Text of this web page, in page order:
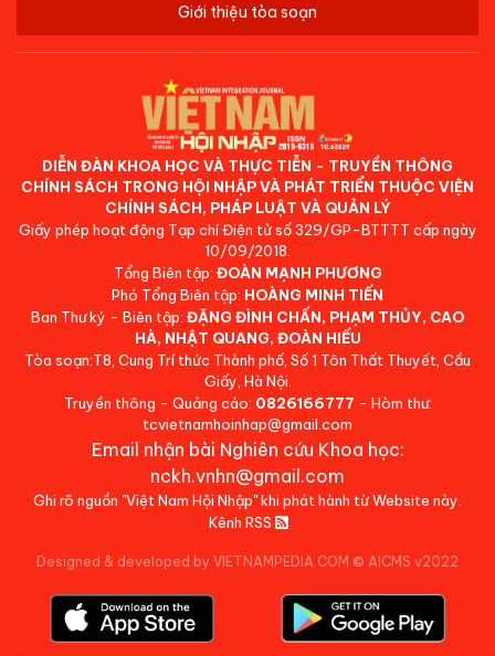
Giới thiệu tòa soạn
DIỄN ĐÀN KHOA HỌC VÀ THỰC TIỄN - TRUYỀN THÔNG
CHÍNH SÁCH TRONG HỘI NHẬP VÀ PHÁT TRIỂN THUỘC VIỆN
CHÍNH SÁCH, PHÁP LUẬT VÀ QUẢN LÝ
Giấy phép hoạt động Tạp chí Điện tử số 329/GP-BTTTT cấp ngày
10/09/2018.
Tổng Biên tập: ĐOÀN MẠNH PHƯƠNG
Phó Tổng Biên tập: HOÀNG MINH TIẾN
Ban Thư ký - Biên tập: ĐẶNG ĐÌNH CHẤN, PHẠM THỦY, CAO
HÀ, NHẬT QUANG, ĐOÀN HIẾU
Tòa soạn:T8, Cung Trí thức Thành phố, Số 1 Tôn Thất Thuyết, Cầu
Giấy, Hà Nội.
Truyền thông - Quảng cáo: 0826166777 - Hòm thư:
tcvietnamhoinhap@gmail.com
Email nhận bài Nghiên cứu Khoa học:
nckh.vnhn@gmail.com
Ghi rõ nguồn "Việt Nam Hội Nhập" khi phát hành từ Website này.
Kênh RSS
Designed & developed by VIETNAMPEDIA.COM © AICMS v2022